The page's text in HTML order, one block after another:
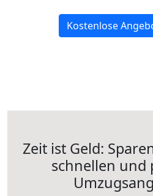
Kostenlose
Zeit ist Geld:
schnellen und